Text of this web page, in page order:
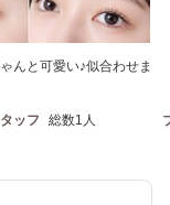
んと可愛い♪似合わせま
ッフ 総数1人